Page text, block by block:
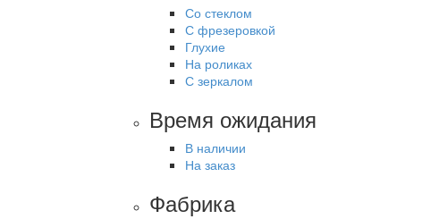
Со стеклом
С фрезеровкой
Глухие
На роликах
С зеркалом
Время ожидания
В наличии
На заказ
Фабрика